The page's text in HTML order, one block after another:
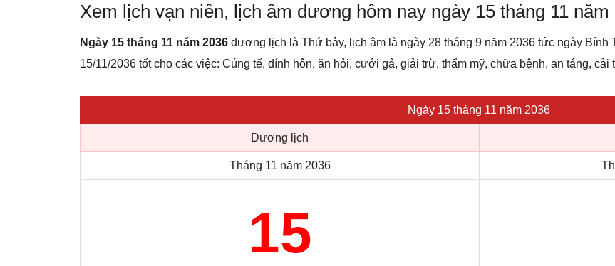
Xem lịch vạn niên, lịch âm dương hôm nay ngày 15 tháng 11 năm
Ngày 15 tháng 11 năm 2036 dương lịch là Thứ bảy, lịch âm là ngày 28 tháng 9 năm 2036 tức ngày Bính
15/11/2036 tốt cho các việc: Cúng tế, đính hôn, ăn hỏi, cưới gả, giải trừ, thẩm mỹ, chữa bệnh, an táng,
Ngày 15 tháng 11 năm 2036
Dương lịch
Tháng 11 năm 2036
15